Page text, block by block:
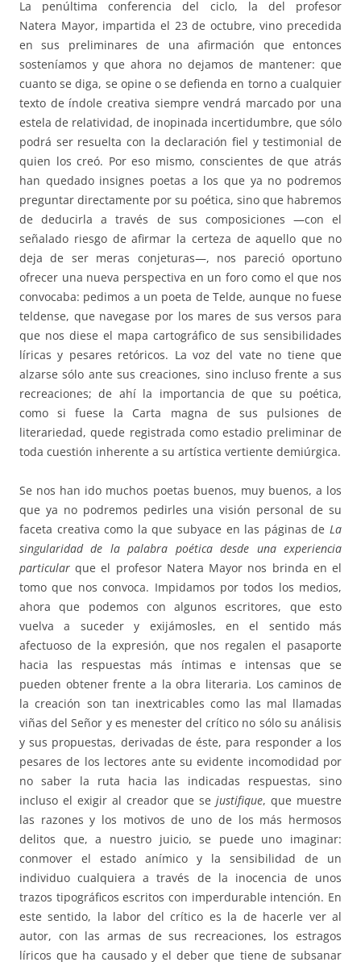
La penúltima conferencia del ciclo, la del profesor
Natera Mayor, impartida el 23 de octubre, vino precedida
en sus preliminares de una afirmación que entonces
sosteníamos y que ahora no dejamos de mantener: que
cuanto se diga, se opine o se defienda en torno a cualquier
texto de índole creativa siempre vendrá marcado por una
estela de relatividad, de inopinada incertidumbre, que sólo
podrá ser resuelta con la declaración fiel y testimonial de
quien los creó. Por eso mismo, conscientes de que atrás
han quedado insignes poetas a los que ya no podremos
preguntar directamente por su poética, sino que habremos
de deducirla a través de sus composiciones —con el
señalado riesgo de afirmar la certeza de aquello que no
deja de ser meras conjeturas—, nos pareció oportuno
ofrecer una nueva perspectiva en un foro como el que nos
convocaba: pedimos a un poeta de Telde, aunque no fuese
teldense, que navegase por los mares de sus versos para
que nos diese el mapa cartográfico de sus sensibilidades
líricas y pesares retóricos. La voz del vate no tiene que
alzarse sólo ante sus creaciones, sino incluso frente a sus
recreaciones; de ahí la importancia de que su poética,
como si fuese la Carta magna de sus pulsiones de
literariedad, quede registrada como estadio preliminar de
toda cuestión inherente a su artística vertiente demiúrgica.
Se nos han ido muchos poetas buenos, muy buenos, a los
que ya no podremos pedirles una visión personal de su
faceta creativa como la que subyace en las páginas de La
singularidad de la palabra poética desde una experiencia
particularque el profesor Natera Mayor nos brinda en el
tomo que nos convoca. Impidamos por todos los medios,
ahora que podemos con algunos escritores, que esto
vuelva a suceder y exijámosles, en el sentido más
afectuoso de la expresión, que nos regalen el pasaporte
hacia las respuestas más íntimas e intensas que se
pueden obtener frente a la obra literaria. Los caminos de
la creación son tan inextricables como las mal llamadas
viñas del Señor y es menester del crítico no sólo su análisis
y sus propuestas, derivadas de éste, para responder a los
pesares de los lectores ante su evidente incomodidad por
no saber la ruta hacia las indicadas respuestas, sino
incluso el exigir al creador que se justifique, que muestre
las razones y los motivos de uno de los más hermosos
delitos que, a nuestro juicio, se puede uno imaginar:
conmover el estado anímico y la sensibilidad de un
individuo cualquiera a través de la inocencia de unos
trazos tipográficos escritos con imperdurable intención. En
este sentido, la labor del crítico es la de hacerle ver al
autor, con las armas de sus recreaciones, los estragos
líricos que ha causado y el deber que tiene de subsanar